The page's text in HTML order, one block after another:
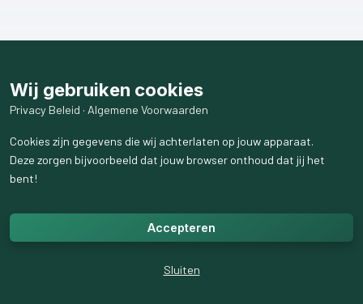
Wij gebruiken cookies
Privacy Beleid · Algemene Voorwaarden
Cookies zijn gegevens die wij achterlaten op jouw apparaat.
Deze zorgen bijvoorbeeld dat jouw browser onthoud dat jij het
bent!
Accepteren
Sluiten